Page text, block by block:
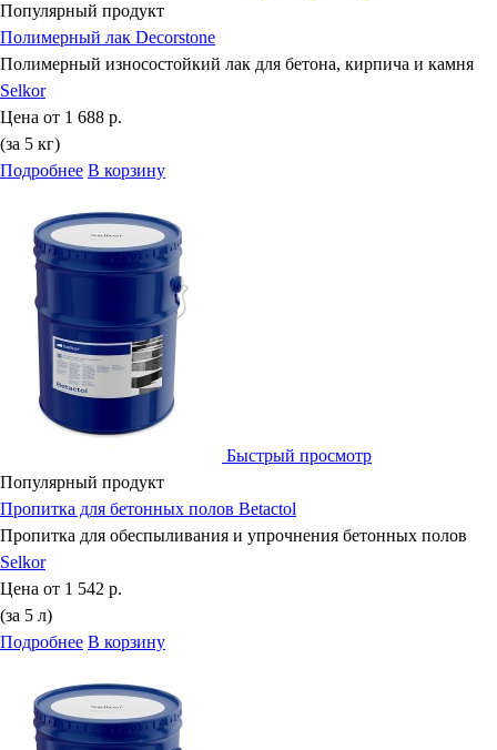
Популярный продукт
Полимерный лак Decorstone
Полимерный износостойкий лак для бетона, кирпича и камня
Selkor
Цена от 1 688 р.
(за 5 кг)
Подробнее В корзину
Быстрый просмотр
Популярный продукт
Пропитка для бетонных полов Betactol
Пропитка для обеспыливания и упрочнения бетонных полов
Selkor
Цена от 1 542 р.
(за 5 л)
Подробнее В корзину